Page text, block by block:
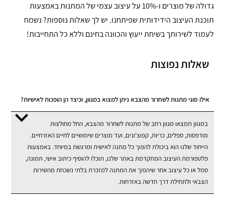
גדולה של מוצרים ו-10% על עיצוב עצמי של המתנות באמצעות
תוכנת העיצוב הידידותית שפיתחנו. יש לך שאלות נוספות? נשמח
לעמוד לשירותך בשיחת ייעוץ והכוונה בחינם וללא כל התחייבות!
שאלות נפוצות
אילו סוגי מתנות לשחרור מהצבא ניתן למצוא במגוון, וכיצד הן הופכות לאישיות?
במגוון תמצאו מגוון רחב של מתנות לשחרור מהצבא, החל מחולצות
מודפסות, ספלים, כריות, קפוצ'ונים, ועד מוצרים שימושיים לחיים האזרחיים.
הייחוד שלנו הוא ביכולת להפוך כל מתנה לאישית ומרגשת במיוחד. באמצעות
פלטפורמת העיצוב המתקדמת באתר שלנו, תוכלו להוסיף כיתוב אישי, תמונה,
סמל או כל עיצוב אחר שיהפוך את המתנה למזכרת בלתי נשכחת מהשירות
הצבאי ולתחילת דרך חדשה באזרחות.